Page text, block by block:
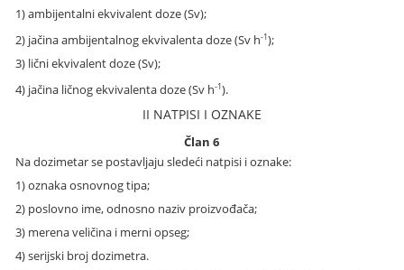
1) ambijentalni ekvivalent doze (Sv);
2) jačina ambijentalnog ekvivalenta doze (Sv h-1);
3) lični ekvivalent doze (Sv);
4) jačina ličnog ekvivalenta doze (Sv h-1).
II NATPISI I OZNAKE
Član 6
Na dozimetar se postavljaju sledeći natpisi i oznake:
1) oznaka osnovnog tipa;
2) poslovno ime, odnosno naziv proizvođača;
3) merena veličina i merni opseg;
4) serijski broj dozimetra.